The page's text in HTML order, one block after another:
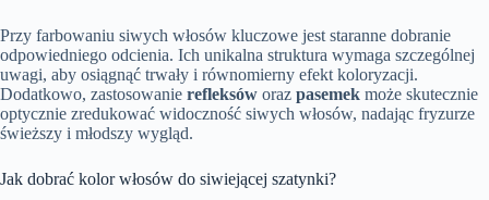
Przy farbowaniu siwych włosów kluczowe jest staranne dobranie
odpowiedniego odcienia. Ich unikalna struktura wymaga szczególnej
uwagi, aby osiągnąć trwały i równomierny efekt koloryzacji.
Dodatkowo, zastosowanie refleksów oraz pasemek może skutecznie
optycznie zredukować widoczność siwych włosów, nadając fryzurze
świeższy i młodszy wygląd.
Jak dobrać kolor włosów do siwiejącej szatynki?